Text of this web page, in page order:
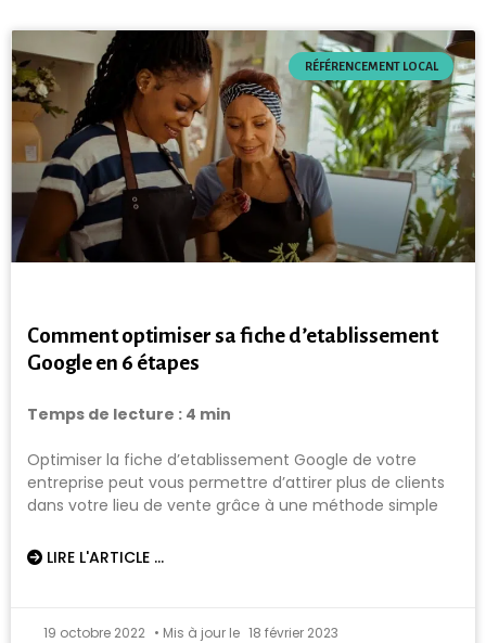
RÉFÉRENCEMENT LOCAL
Comment optimiser sa fiche d’etablissement
Google en 6 étapes
Temps de lecture : 4 min
Optimiser la fiche d’etablissement Google de votre
entreprise peut vous permettre d’attirer plus de clients
dans votre lieu de vente grâce à une méthode simple
LIRE L'ARTICLE ...
19 octobre 2022 18 février 2023